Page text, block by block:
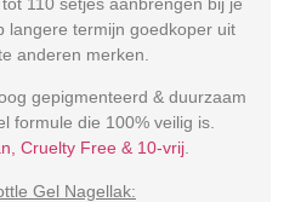
langere termijn goedkoper uit
anderen merken.
gepigmenteerd & duurzaam
formule die 100% veilig is.
Cruelty Free & 10-vrij.
Gel Nagellak: